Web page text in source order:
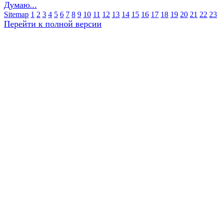
Думаю...
Sitemap 1 2 3 4 5 6 7 8 9 10 11 12 13 14 15 16 17 18 19 20 21 22 23
Перейти к полной версии